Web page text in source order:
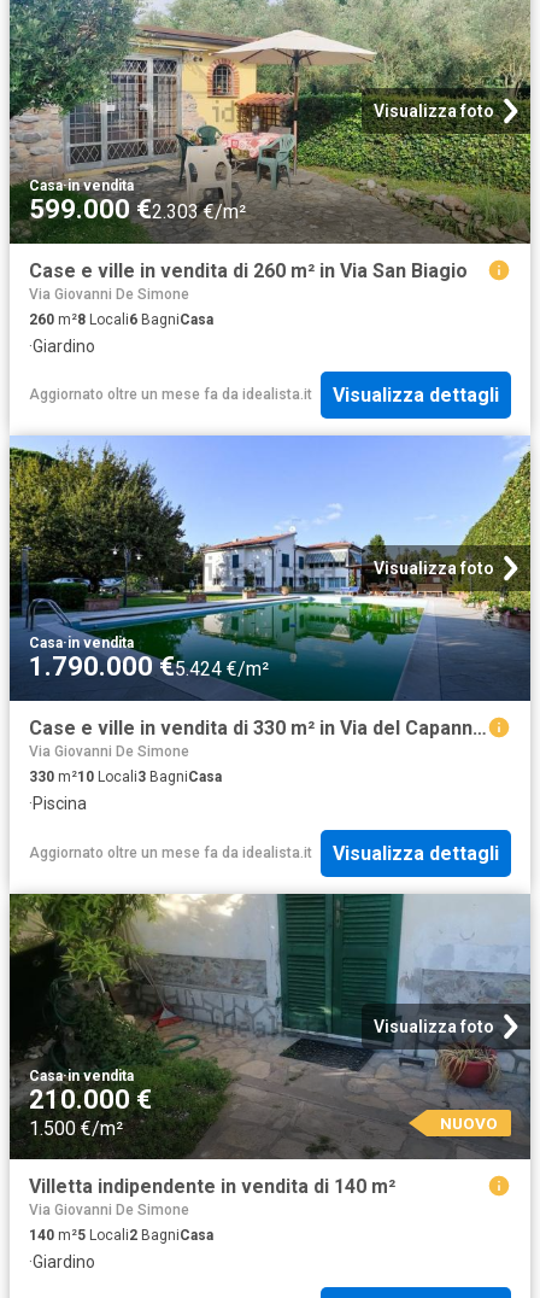
Visualizza foto
Casa·in vendita
599.000 €2.303 €/m²
Case e ville in vendita di 260 m² in Via San Biagio
Via Giovanni De Simone
260 m²8 Locali6 BagniCasa
·Giardino
Aggiornato oltre un mese fa da idealista.it Visualizza dettagli
Visualizza foto
Casa·in vendita
1.790.000 €5.424 €/m²
Case e ville in vendita di 330 m² in Via del Capannone
Via Giovanni De Simone
330 m²10 Locali3 BagniCasa
·Piscina
Aggiornato oltre un mese fa da idealista.it Visualizza dettagli
Visualizza foto
Casa·in vendita
210.000 €
1.500 €/m² NUOVO
Villetta indipendente in vendita di 140 m²
Via Giovanni De Simone
140 m²5 Locali2 BagniCasa
·Giardino